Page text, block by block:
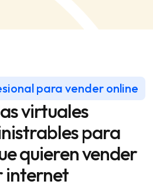
para vender online
virtuales
para
quieren vender
internet